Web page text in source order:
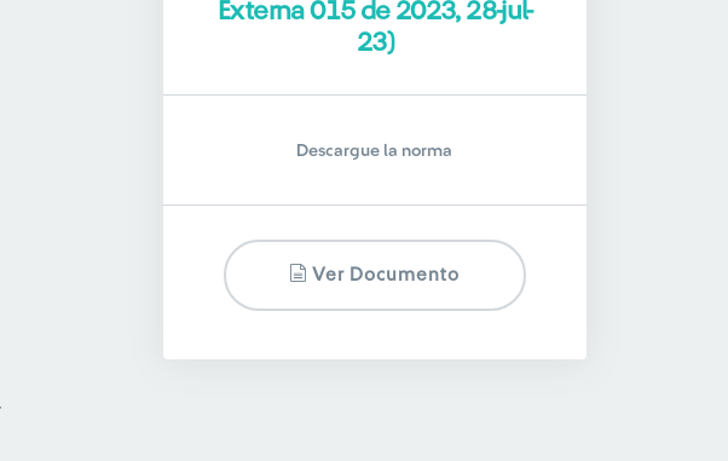
Externa 015 de 2023, 28-jul-
23)
Descargue la norma
Ver Documento